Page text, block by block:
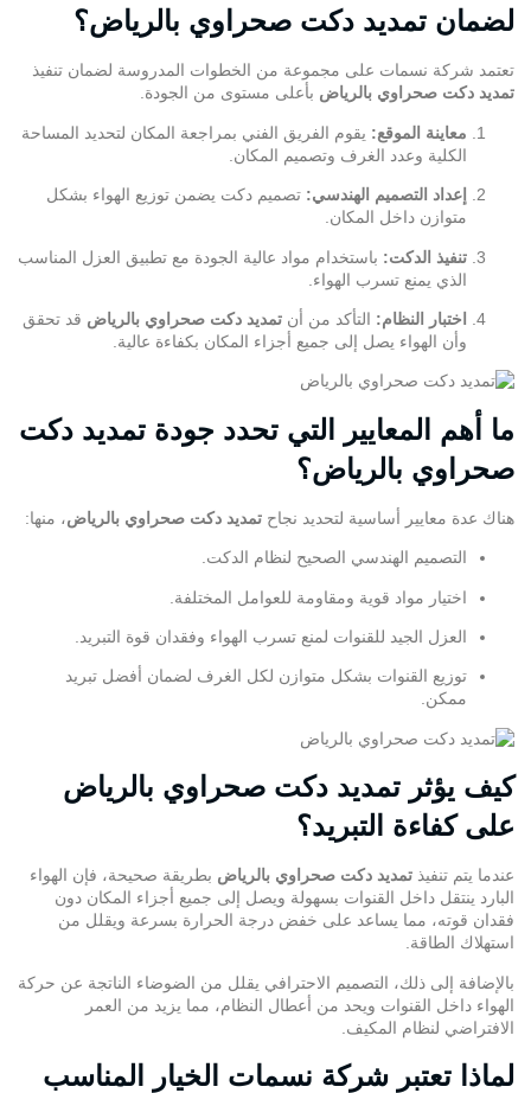
لضمان تمديد دكت صحراوي بالرياض؟
تعتمد شركة نسمات على مجموعة من الخطوات المدروسة لضمان تنفيذ
تمديد دكت صحراوي بالرياض بأعلى مستوى من الجودة.
معاينة الموقع: يقوم الفريق الفني بمراجعة المكان لتحديد المساحة
الكلية وعدد الغرف وتصميم المكان.
إعداد التصميم الهندسي: تصميم دكت يضمن توزيع الهواء بشكل
متوازن داخل المكان.
تنفيذ الدكت: باستخدام مواد عالية الجودة مع تطبيق العزل المناسب
الذي يمنع تسرب الهواء.
اختبار النظام: التأكد من أن تمديد دكت صحراوي بالرياض قد تحقق
وأن الهواء يصل إلى جميع أجزاء المكان بكفاءة عالية.
ما أهم المعايير التي تحدد جودة تمديد دكت
صحراوي بالرياض؟
هناك عدة معايير أساسية لتحديد نجاح تمديد دكت صحراوي بالرياض، منها:
التصميم الهندسي الصحيح لنظام الدكت.
اختيار مواد قوية ومقاومة للعوامل المختلفة.
العزل الجيد للقنوات لمنع تسرب الهواء وفقدان قوة التبريد.
توزيع القنوات بشكل متوازن لكل الغرف لضمان أفضل تبريد
ممكن.
كيف يؤثر تمديد دكت صحراوي بالرياض
على كفاءة التبريد؟
عندما يتم تنفيذ تمديد دكت صحراوي بالرياض بطريقة صحيحة، فإن الهواء
البارد ينتقل داخل القنوات بسهولة ويصل إلى جميع أجزاء المكان دون
فقدان قوته، مما يساعد على خفض درجة الحرارة بسرعة ويقلل من
استهلاك الطاقة.
بالإضافة إلى ذلك، التصميم الاحترافي يقلل من الضوضاء الناتجة عن حركة
الهواء داخل القنوات ويحد من أعطال النظام، مما يزيد من العمر
الافتراضي لنظام المكيف.
لماذا تعتبر شركة نسمات الخيار المناسب